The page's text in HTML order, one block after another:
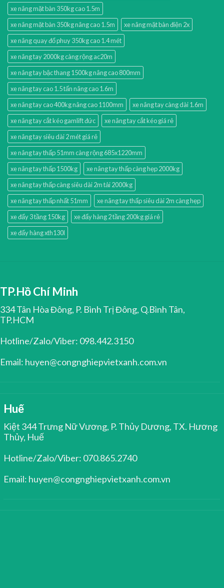
xe nâng mặt bàn 350kg cao 1.5m
xe nâng mặt bàn 350kg nâng cao 1.5m
xe nâng mặt bàn điện 2x
xe nâng quay đổ phuy 350kg cao 1.4 mét
xe nâng tay 2000kg càng rộng ac20m
xe nâng tay bậc thang 1500kg nâng cao 800mm
xe nâng tay cao 1.5 tấn nâng cao 1.6m
xe nâng tay cao 400kg nâng cao 1100mm
xe nâng tay càng dài 1.6m
xe nâng tay cắt kéo gamlift đức
xe nâng tay cắt kéo giá rẻ
xe nâng tay siêu dài 2 mét giá rẻ
xe nâng tay thấp 51mm càng rộng 685x1220mm
xe nâng tay thấp 1500kg
xe nâng tay thấp càng hẹp 2000kg
xe nâng tay thấp càng siêu dài 2m tải 2000kg
xe nâng tay thấp nhất 51mm
xe nâng tay thấp siêu dài 2m càng hẹp
xe đẩy 3 tầng 150kg
xe đẩy hàng 2 tầng 200kg giá rẻ
xe đẩy hàng xth130l
TP.Hồ Chí Minh
334 Tân Hòa Đông, P. Bình Trị Đông, Q.Bình Tân,
TP.HCM
Hotline/Zalo/Viber: 098.442.3150
Email: huyen@congnghiepvietxanh.com.vn
Huế
Kiệt 344 Trưng Nữ Vương, P. Thủy Dương, TX. Hương
Thủy, Huế
Hotline/Zalo/Viber: 070.865.2740
Email: huyen@congnghiepvietxanh.com.vn